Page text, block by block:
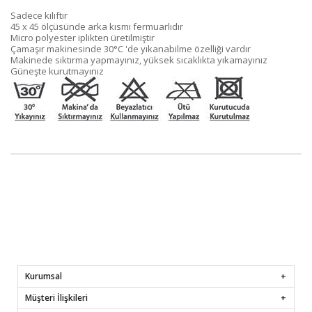
Sadece kılıftır
45 x 45 ölçüsünde arka kısmı fermuarlıdır
Micro polyester iplikten üretilmiştir
Çamaşır makinesinde 30°C 'de yıkanabilme özelliği vardır
Makinede sıktırma yapmayınız, yüksek sıcaklıkta yıkamayınız
Güneşte kurutmayınız
Kurumsal
Müşteri İlişkileri